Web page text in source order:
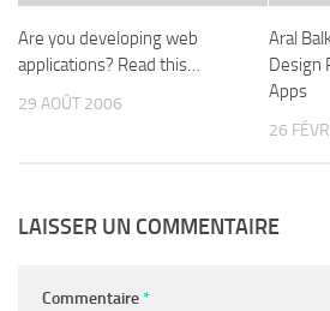
Are you developing web
applications? Read this…
29 AOÛT 2006
Aral
Design
Apps
26
LAISSER UN COMMENTAIRE
Commentaire*